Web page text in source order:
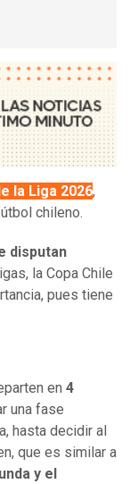
la Liga 2026,
chileno.
disputan
la Copa Chile
pues tiene
en 4
una fase
hasta decidir al
que es similar a
y el